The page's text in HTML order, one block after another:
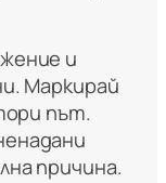
и
Маркирай
път.
причина.